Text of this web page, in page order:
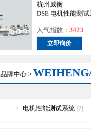
杭州威衡
DSE 电机性能测试
人气指数： 3423
立即询价
品牌中心 >
电机性能测试系统 [7]